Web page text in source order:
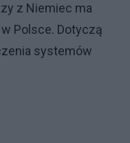
z Niemiec ma
Polsce. Dotyczą
systemów